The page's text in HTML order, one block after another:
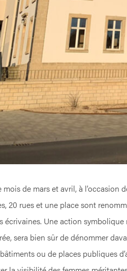
mois de mars et avril, à l’occasion
20 rues et une place sont
écrivaines. Une action
sera bien sûr de dénommer
ou de places publiques